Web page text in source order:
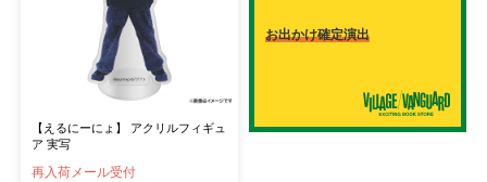
【えるにーにょ】 アクリルフィギュ
ア 実写
再入荷メール受付
お出かけ確定演出